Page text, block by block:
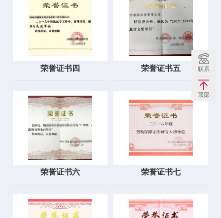
荣誉证书四 荣誉证书五
荣誉证书六 荣誉证书七
联系
顶部